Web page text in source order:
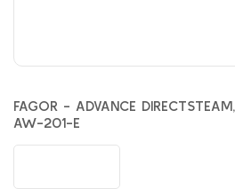
FAGOR - ADVANCE
AW-201-E